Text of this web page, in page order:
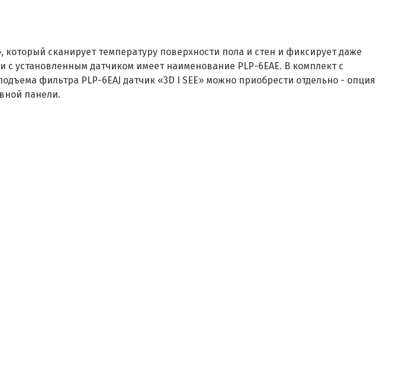
сканирует температуру поверхности пола и стен и фиксирует даже
установленным датчиком имеет наименование PLP-6EAE. В комплект с
фильтра PLP-6EAJ датчик «3D I SEE» можно приобрести отдельно - опция
панели.